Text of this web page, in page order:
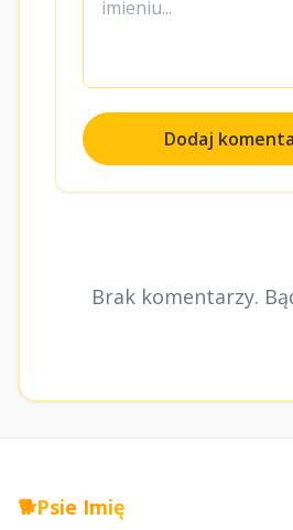
Dodaj
Brak komentarzy.
🐕Psie Imię